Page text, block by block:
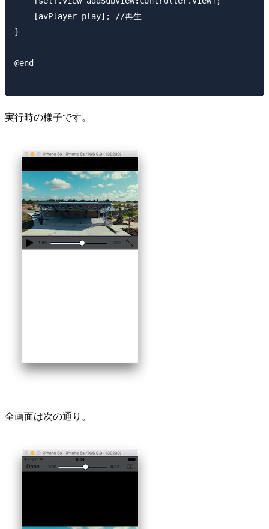
    [avPlayer play]; //再生
}
@end
実行時の様子です。
全画面は次の通り。